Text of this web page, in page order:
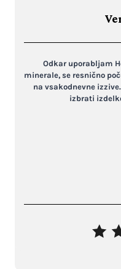
Odkar uporabljam
minerale, se resnično
na vsakodnevne
izbrati